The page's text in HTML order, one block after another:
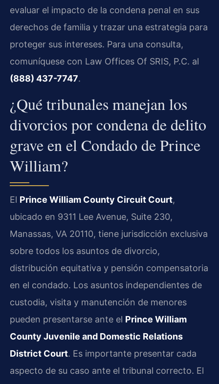
evaluar el impacto de la condena penal en sus
derechos de familia y trazar una estrategia para
proteger sus intereses. Para una consulta,
comuníquese con Law Offices Of SRIS, P.C. al
(888) 437-7747.
¿Qué tribunales manejan los
divorcios por condena de delito
grave en el Condado de Prince
William?
El Prince William County Circuit Court,
ubicado en 9311 Lee Avenue, Suite 230,
Manassas, VA 20110, tiene jurisdicción exclusiva
sobre todos los asuntos de divorcio,
distribución equitativa y pensión compensatoria
en el condado. Los asuntos independientes de
custodia, visita y manutención de menores
pueden presentarse ante el Prince William
County Juvenile and Domestic Relations
District Court. Es importante presentar cada
aspecto de su caso ante el tribunal correcto. El